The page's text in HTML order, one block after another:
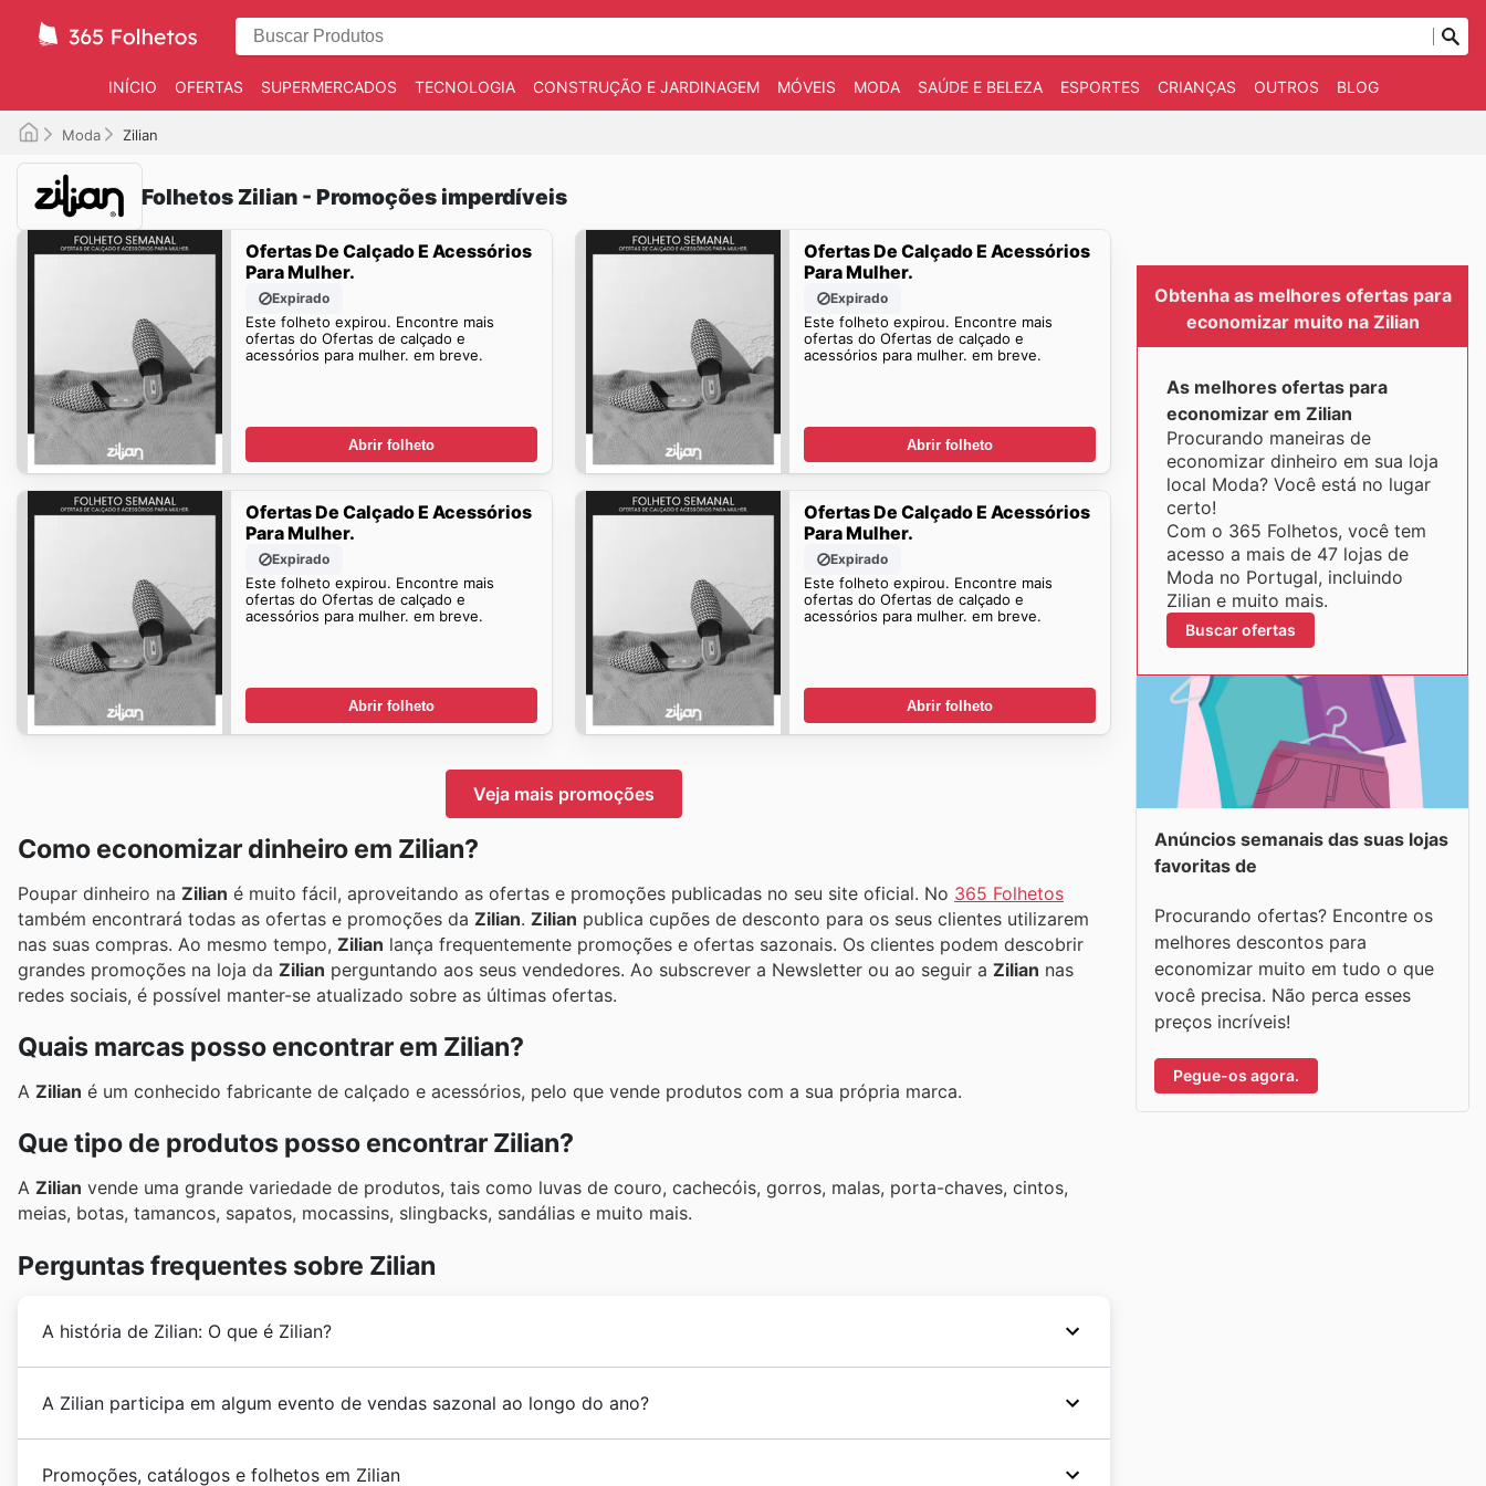
INÍCIO OFERTAS SUPERMERCADOS TECNOLOGIA CONSTRUÇÃO E JARDINAGEM MÓVEIS MODA SAÚDE E BELEZA ESPORTES CRIANÇAS OUTROS BLOG
Moda Zilian
Folhetos Zilian - Promoções imperdíveis
Ofertas De Calçado E Acessórios
Para Mulher.
Expirado
Este folheto expirou. Encontre mais
ofertas do Ofertas de calçado e
acessórios para mulher. em breve.
Abrir folheto
Ofertas De Calçado E Acessórios
Para Mulher.
Expirado
Este folheto expirou. Encontre mais
ofertas do Ofertas de calçado e
acessórios para mulher. em breve.
Abrir folheto
Ofertas De Calçado E Acessórios
Para Mulher.
Expirado
Este folheto expirou. Encontre mais
ofertas do Ofertas de calçado e
acessórios para mulher. em breve.
Abrir folheto
Ofertas De Calçado E Acessórios
Para Mulher.
Expirado
Este folheto expirou. Encontre mais
ofertas do Ofertas de calçado e
acessórios para mulher. em breve.
Abrir folheto
Veja mais promoções
Como economizar dinheiro em Zilian?
Poupar dinheiro na Zilian é muito fácil, aproveitando as ofertas e promoções publicadas no seu site oficial. No 365 Folhetos
também encontrará todas as ofertas e promoções da Zilian. Zilian publica cupões de desconto para os seus clientes utilizarem
nas suas compras. Ao mesmo tempo, Zilian lança frequentemente promoções e ofertas sazonais. Os clientes podem descobrir
grandes promoções na loja da Zilian perguntando aos seus vendedores. Ao subscrever a Newsletter ou ao seguir a Zilian nas
redes sociais, é possível manter-se atualizado sobre as últimas ofertas.
Quais marcas posso encontrar em Zilian?
A Zilian é um conhecido fabricante de calçado e acessórios, pelo que vende produtos com a sua própria marca.
Que tipo de produtos posso encontrar Zilian?
A Zilian vende uma grande variedade de produtos, tais como luvas de couro, cachecóis, gorros, malas, porta-chaves, cintos,
meias, botas, tamancos, sapatos, mocassins, slingbacks, sandálias e muito mais.
Perguntas frequentes sobre Zilian
A história de Zilian: O que é Zilian?
clientes calçado e acessórios de moda de alta qualidade. Nos anos seguintes, a
expansão do negócio, com a adição de um grande número de produtos e a abertura de novas lojas. Atualmente, aZilian
é uma loja com elevada reputação no mercado português.
A Zilian participa em algum evento de vendas sazonal ao longo do ano?
Promoções, catálogos e folhetos em Zilian
Obtenha as melhores ofertas para
economizar muito na Zilian
As melhores ofertas para
economizar em Zilian
Procurando maneiras de
economizar dinheiro em sua loja
local Moda? Você está no lugar
certo!
Com o 365 Folhetos, você tem
acesso a mais de 47 lojas de
Moda no Portugal, incluindo
Zilian e muito mais.
Buscar ofertas
Anúncios semanais das suas lojas
favoritas de
Procurando ofertas? Encontre os
melhores descontos para
economizar muito em tudo o que
você precisa. Não perca esses
preços incríveis!
Pegue-os agora.